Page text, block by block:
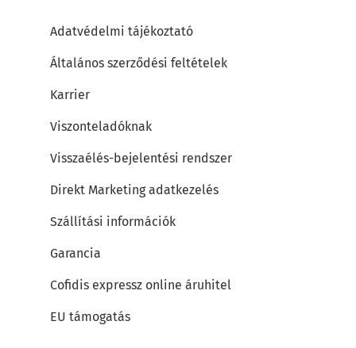
Adatvédelmi tájékoztató
Általános szerződési feltételek
Karrier
Viszonteladóknak
Visszaélés-bejelentési rendszer
Direkt Marketing adatkezelés
Szállítási információk
Garancia
Cofidis expressz online áruhitel
EU támogatás